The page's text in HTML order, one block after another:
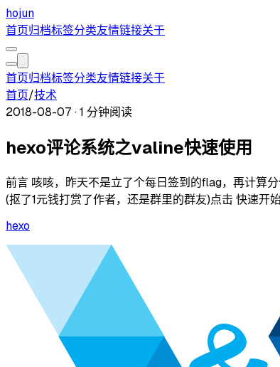
hojun
首页归档标签分类友情链接关于
首页归档标签分类友情链接关于
首页/技术
2018-08-07 · 1 分钟阅读
hexo评论系统之valine快速使用
前言 咳咳，昨天不是立了个每日签到的flag，再计算
(抠了1元钱打赏了作者，还是群里的群友)点击 快速开
hexo